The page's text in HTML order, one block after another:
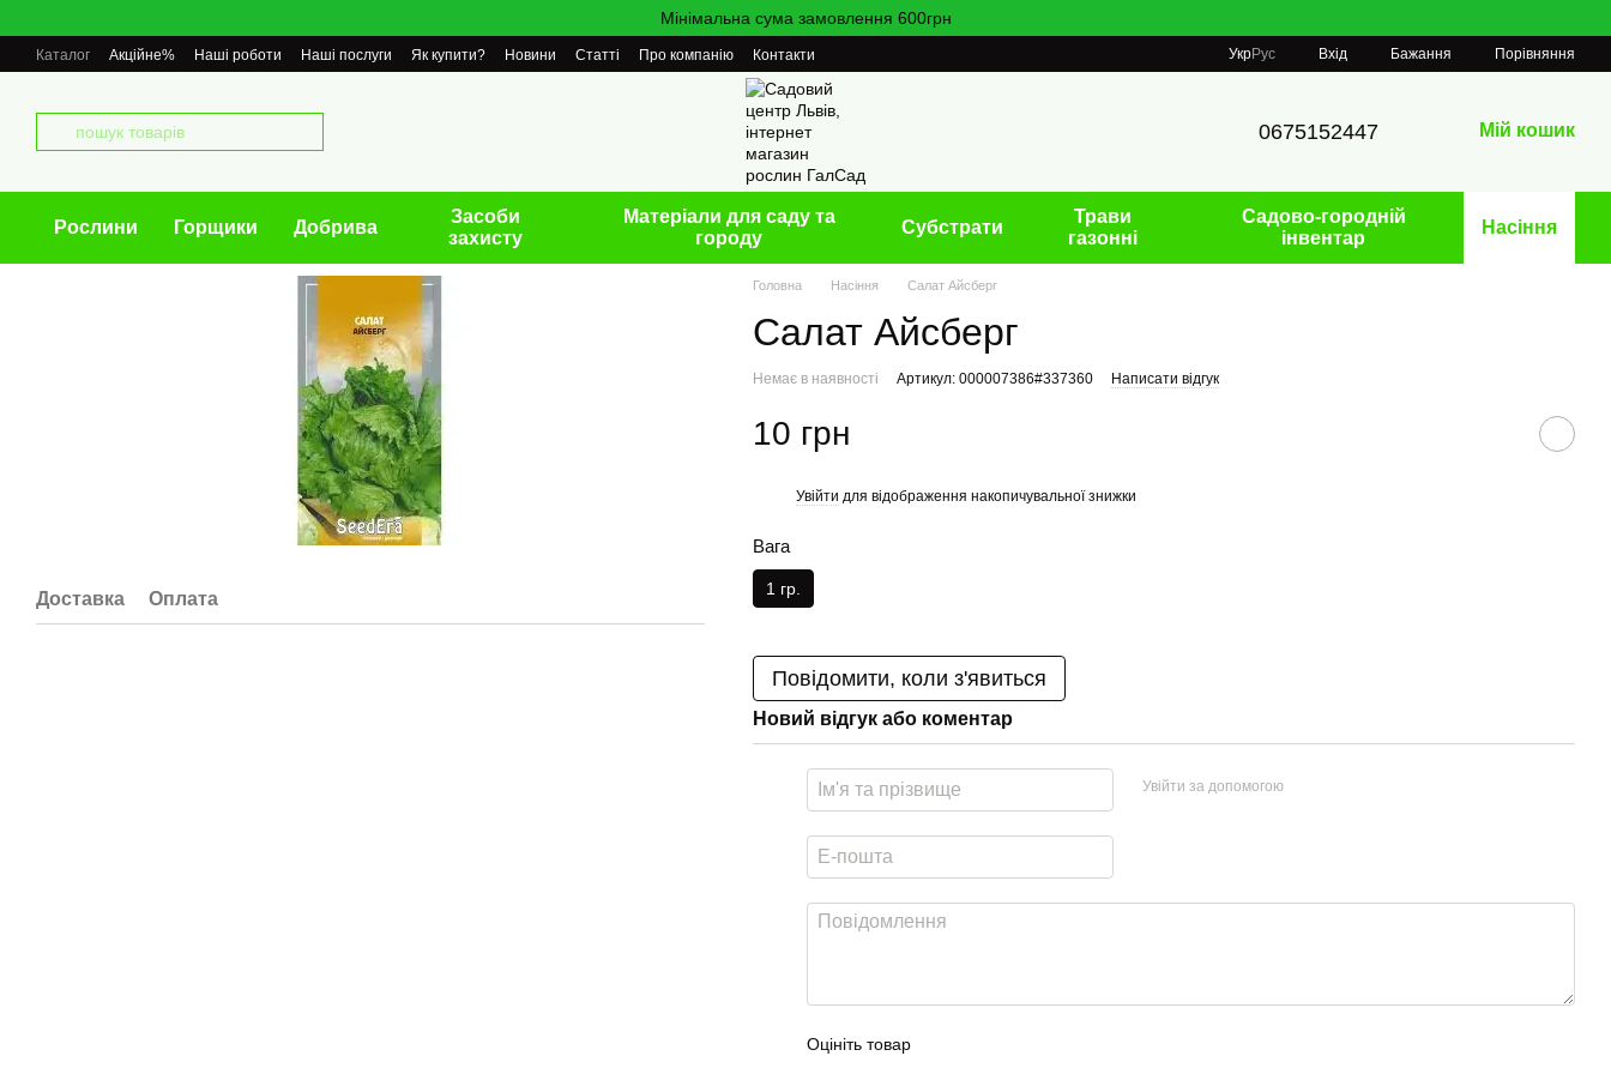
Мінімальна сума замовлення 600грн
Каталог Акційне% Наші роботи Наші послуги Як купити? Новини Статті Про компанію Контакти УкрРус Вхід Бажання Порівняння
0675152447 Мій кошик
Рослини Горщики Добрива
Засоби
захисту
Матеріали для саду та
городу
Cубстрати
Трави
газонні
Садово-городній
інвентар
Насіння
Доставка Оплата
Головна Насіння Салат Айсберг
Салат Айсберг
Немає в наявності Артикул: 000007386#337360 Написати відгук
10 грн
Увійти для відображення накопичувальної знижки
Вага
1 гр.
Повідомити, коли з'явиться
Новий відгук або коментар
Увійти за допомогою
Оцініть товар